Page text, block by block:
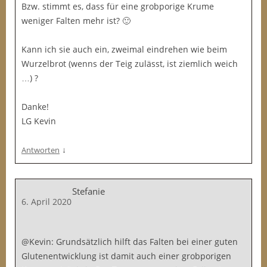
Bzw. stimmt es, dass für eine grobporige Krume
weniger Falten mehr ist? 🙂
Kann ich sie auch ein, zweimal eindrehen wie beim
Wurzelbrot (wenns der Teig zulässt, ist ziemlich weich
…) ?
Danke!
LG Kevin
Antworten ↓
Stefanie
6. April 2020
@Kevin: Grundsätzlich hilft das Falten bei einer guten
Glutenentwicklung ist damit auch einer grobporigen